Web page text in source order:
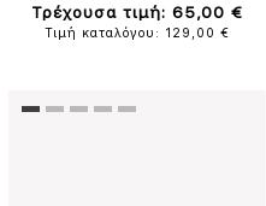
Τρέχουσα τιμή: 65,00 €
Τιμή καταλόγου: 129,00 €